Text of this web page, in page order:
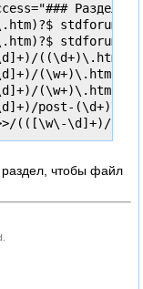
Раздел
((\d+)\.htm)?$
(\w+)\.htm$
(\w+)\.htm$
post-
(([\w\-\d]+)/
раздел, чтобы файл